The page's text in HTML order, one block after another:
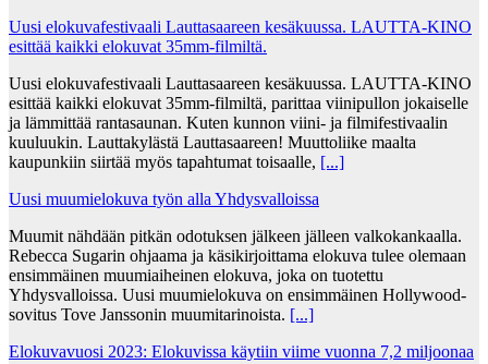
Uusi elokuvafestivaali Lauttasaareen kesäkuussa. LAUTTA-KINO
esittää kaikki elokuvat 35mm-filmiltä.
Uusi elokuvafestivaali Lauttasaareen kesäkuussa. LAUTTA-KINO
esittää kaikki elokuvat 35mm-filmiltä, parittaa viinipullon jokaiselle
ja lämmittää rantasaunan. Kuten kunnon viini- ja filmifestivaalin
kuuluukin. Lauttakylästä Lauttasaareen! Muuttoliike maalta
kaupunkiin siirtää myös tapahtumat toisaalle, [...]
Uusi muumielokuva työn alla Yhdysvalloissa
Muumit nähdään pitkän odotuksen jälkeen jälleen valkokankaalla.
Rebecca Sugarin ohjaama ja käsikirjoittama elokuva tulee olemaan
ensimmäinen muumiaiheinen elokuva, joka on tuotettu
Yhdysvalloissa. Uusi muumielokuva on ensimmäinen Hollywood-
sovitus Tove Janssonin muumitarinoista. [...]
Elokuvavuosi 2023: Elokuvissa käytiin viime vuonna 7,2 miljoonaa